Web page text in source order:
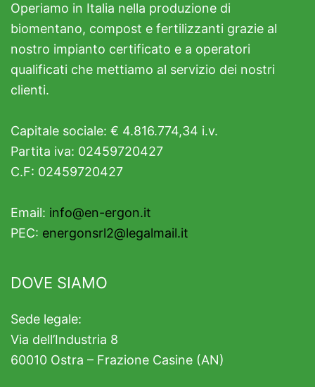
Operiamo in Italia nella produzione di
biomentano, compost e fertilizzanti grazie al
nostro impianto certificato e a operatori
qualificati che mettiamo al servizio dei nostri
clienti.
Capitale sociale: € 4.816.774,34 i.v.
Partita iva: 02459720427
C.F: 02459720427
Email: info@en-ergon.it
PEC: energonsrl2@legalmail.it
DOVE SIAMO
Sede legale:
Via dell’Industria 8
60010 Ostra – Frazione Casine (AN)